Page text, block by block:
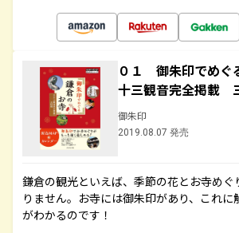
０１ 御朱印でめ
十三観音完全掲載
御朱印
2019.08.07 発売
鎌倉の観光といえば、季節の花とお寺めぐ
りません。お寺には御朱印があり、これに
がわかるのです！